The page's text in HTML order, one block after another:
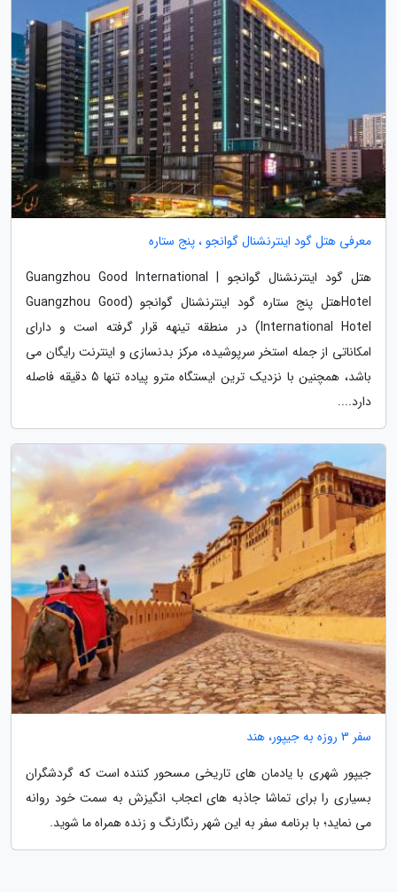
معرفی هتل گود اینترنشنال گوانجو ، پنج ستاره
هتل گود اینترنشنال گوانجو | Guangzhou Good International
Hotelهتل پنج ستاره گود اینترنشنال گوانجو (Guangzhou Good
International Hotel) در منطقه تینهه قرار گرفته است و دارای
امکاناتی از جمله استخر سرپوشیده، مرکز بدنسازی و اینترنت رایگان می
باشد، همچنین با نزدیک ترین ایستگاه مترو پیاده تنها 5 دقیقه فاصله
دارد....
سفر 3 روزه به جیپور، هند
جیپور شهری با یادمان های تاریخی مسحور کننده است که گردشگران
بسیاری را برای تماشا جاذبه های اعجاب انگیزش به سمت خود روانه
می نماید؛ با برنامه سفر به این شهر رنگارنگ و زنده همراه ما شوید.